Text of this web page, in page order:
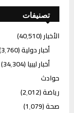
تصنيفات
الأخبار(40٬510)
أخبار دولية(3٬760)
أخبار ليبيا(34٬304)
حوادث
رياضة(2٬012)
صحة(1٬079)